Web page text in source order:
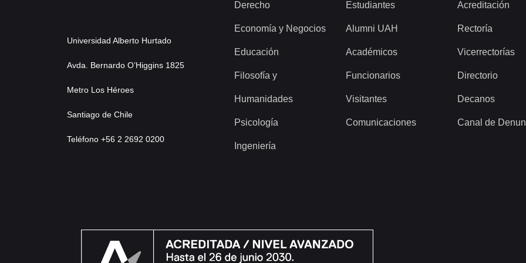
Universidad Alberto Hurtado
Avda. Bernardo O’Higgins 1825
Metro Los Héroes
Santiago de Chile
Teléfono +56 2 2692 0200
Derecho
Economía y Negocios
Educación
Filosofía y
Humanidades
Psicología
Ingeniería
Estudiantes
Alumni UAH
Académicos
Funcionarios
Visitantes
Comunicaciones
Acreditación
Rectoría
Vicerrectorías
Directorio
Decanos
Canal de